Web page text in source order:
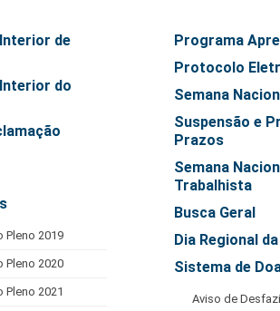
de
do
Pleno 2019
Pleno 2020
2021
Programa
Protocolo
Semana
Suspensão e
Prazos
Semana
Trabalhista
Busca Geral
Dia Regional
Sistema de
Aviso de